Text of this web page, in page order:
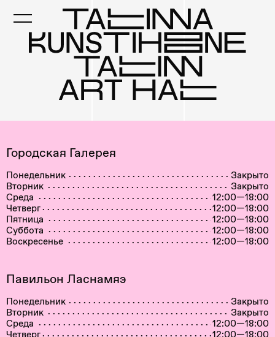
content
Городская Галерея
Понедельник
Закрыто
Вторник
Закрыто
Среда
12:00—18:00
Четверг
12:00—18:00
Пятница
12:00—18:00
Суббота
12:00—18:00
Воскресенье
12:00—18:00
Павильон Ласнамяэ
Понедельник
Закрыто
Вторник
Закрыто
Среда
12:00—18:00
Четверг
12:00—18:00